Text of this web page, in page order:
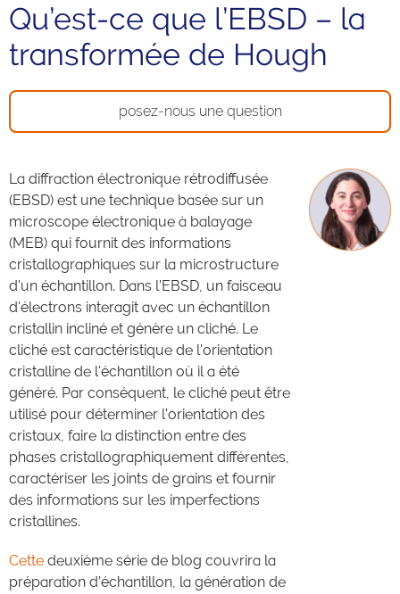
Qu’est-ce que l’EBSD – la
transformée de Hough
posez-nous une question
La diffraction électronique rétrodiffusée
(EBSD) est une technique basée sur un
microscope électronique à balayage
(MEB) qui fournit des informations
cristallographiques sur la microstructure
d'un échantillon. Dans l’EBSD, un faisceau
d'électrons interagit avec un échantillon
cristallin incliné et génère un cliché. Le
cliché est caractéristique de l'orientation
cristalline de l'échantillon où il a été
généré. Par conséquent, le cliché peut être
utilisé pour déterminer l'orientation des
cristaux, faire la distinction entre des
phases cristallographiquement différentes,
caractériser les joints de grains et fournir
des informations sur les imperfections
cristallines.
Cette deuxième série de blog couvrira la
préparation d’échantillon, la génération de